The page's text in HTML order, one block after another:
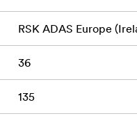
RSK ADAS Europe
36
135